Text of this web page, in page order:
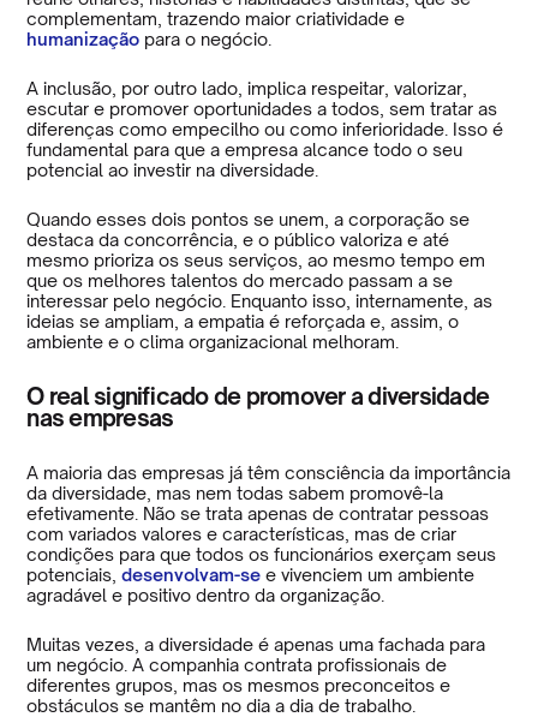
complementam, trazendo maior criatividade e
humanização para o negócio.
A inclusão, por outro lado, implica respeitar, valorizar,
escutar e promover oportunidades a todos, sem tratar as
diferenças como empecilho ou como inferioridade. Isso é
fundamental para que a empresa alcance todo o seu
potencial ao investir na diversidade.
Quando esses dois pontos se unem, a corporação se
destaca da concorrência, e o público valoriza e até
mesmo prioriza os seus serviços, ao mesmo tempo em
que os melhores talentos do mercado passam a se
interessar pelo negócio. Enquanto isso, internamente, as
ideias se ampliam, a empatia é reforçada e, assim, o
ambiente e o clima organizacional melhoram.
O real significado de promover a diversidade
nas empresas
A maioria das empresas já têm consciência da importância
da diversidade, mas nem todas sabem promovê-la
efetivamente. Não se trata apenas de contratar pessoas
com variados valores e características, mas de criar
condições para que todos os funcionários exerçam seus
potenciais, desenvolvam-se e vivenciem um ambiente
agradável e positivo dentro da organização.
Muitas vezes, a diversidade é apenas uma fachada para
um negócio. A companhia contrata profissionais de
diferentes grupos, mas os mesmos preconceitos e
obstáculos se mantêm no dia a dia de trabalho.